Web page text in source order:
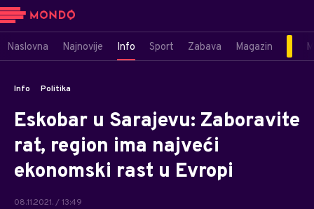
Naslovna Najnovije Info Sport Zabava Magazin
Info Politika
Eskobar u Sarajevu: Zaboravite
rat, region ima najveći
ekonomski rast u Evropi
08.11.2021. / 13:49